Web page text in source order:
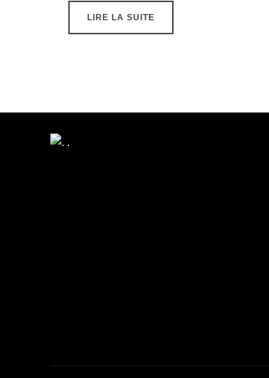
LIRE LA SUITE